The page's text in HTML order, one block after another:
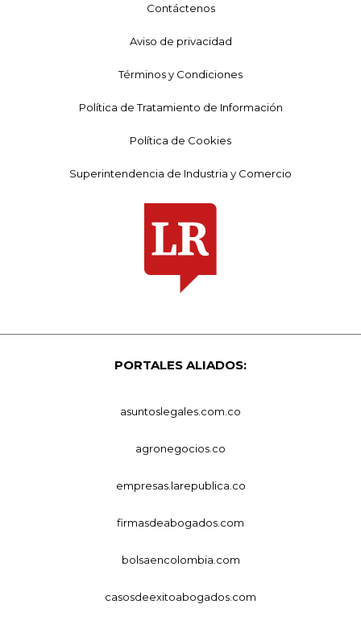
Contáctenos
Aviso de privacidad
Términos y Condiciones
Política de Tratamiento de Información
Política de Cookies
Superintendencia de Industria y Comercio
PORTALES ALIADOS:
asuntoslegales.com.co
agronegocios.co
empresas.larepublica.co
firmasdeabogados.com
bolsaencolombia.com
casosdeexitoabogados.com